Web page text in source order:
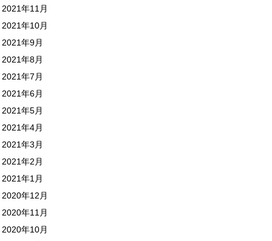
2021年11月
2021年10月
2021年9月
2021年8月
2021年7月
2021年6月
2021年5月
2021年4月
2021年3月
2021年2月
2021年1月
2020年12月
2020年11月
2020年10月